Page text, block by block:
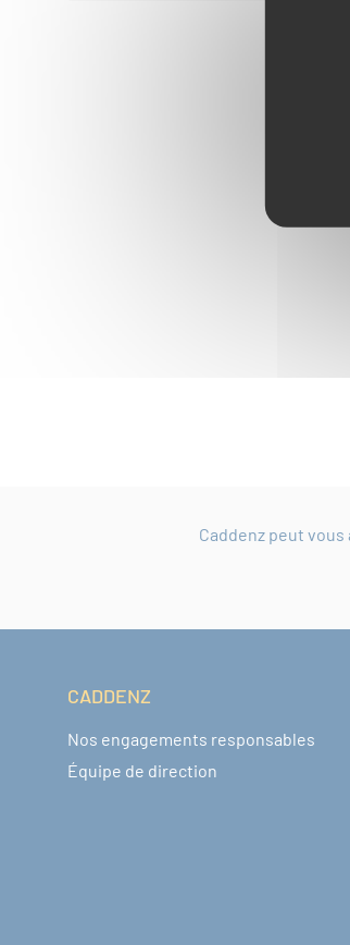
Caddenz peut
Navigation pied de page
CADDENZ
Nos engagements responsables
Équipe de direction